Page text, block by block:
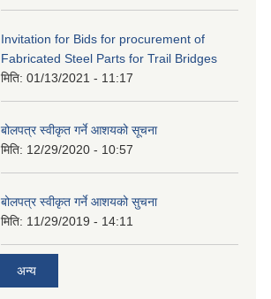
Invitation for Bids for procurement of
Fabricated Steel Parts for Trail Bridges
मिति: 01/13/2021 - 11:17
बोलपत्र स्वीकृत गर्ने आशयको सूचना
मिति: 12/29/2020 - 10:57
बोलपत्र स्वीकृत गर्ने आशयको सुचना
मिति: 11/29/2019 - 14:11
अन्य